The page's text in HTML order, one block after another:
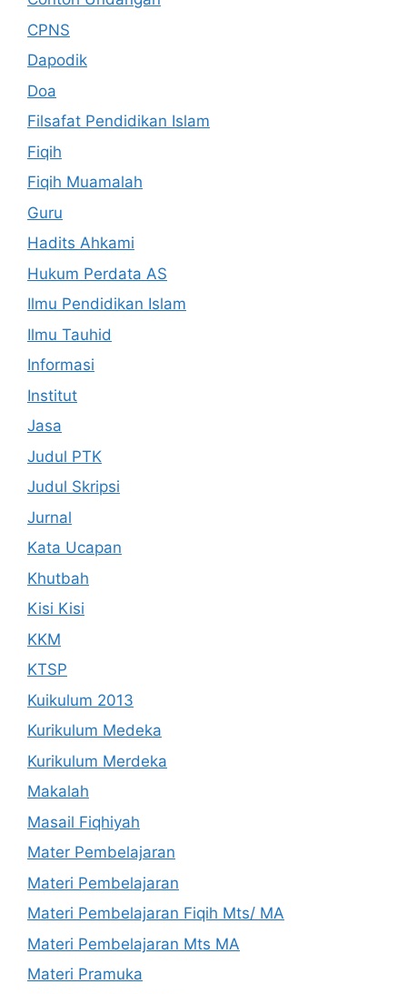
CPNS
Dapodik
Doa
Filsafat Pendidikan Islam
Fiqih
Fiqih Muamalah
Guru
Hadits Ahkami
Hukum Perdata AS
Ilmu Pendidikan Islam
Ilmu Tauhid
Informasi
Institut
Jasa
Judul PTK
Judul Skripsi
Jurnal
Kata Ucapan
Khutbah
Kisi Kisi
KKM
KTSP
Kuikulum 2013
Kurikulum Medeka
Kurikulum Merdeka
Makalah
Masail Fiqhiyah
Mater Pembelajaran
Materi Pembelajaran
Materi Pembelajaran Fiqih Mts/ MA
Materi Pembelajaran Mts MA
Materi Pramuka